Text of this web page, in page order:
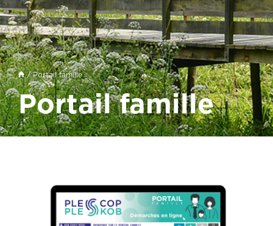
/ Portail famille
Portail famille